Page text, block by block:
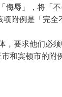
辱」，将「不
附例是「完全
，要求他们必
和宾顿市的附